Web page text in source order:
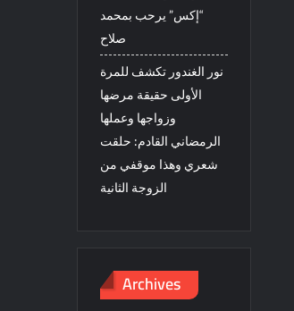
“إكس” يرحب بمحمد
صلاح
نور الغندور تكشف للمرة
الأولى حقيقة مرضها
وزواجها وعملها
الرمضاني القادم: حلقت
شعري وهذا موقفي من
الزوجة الثانية
Archives